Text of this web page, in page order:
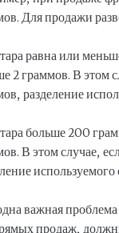
Для продажи
равна или
2 граммов. В этом
разделение
больше 200
В этом случае,
важная
продаж,